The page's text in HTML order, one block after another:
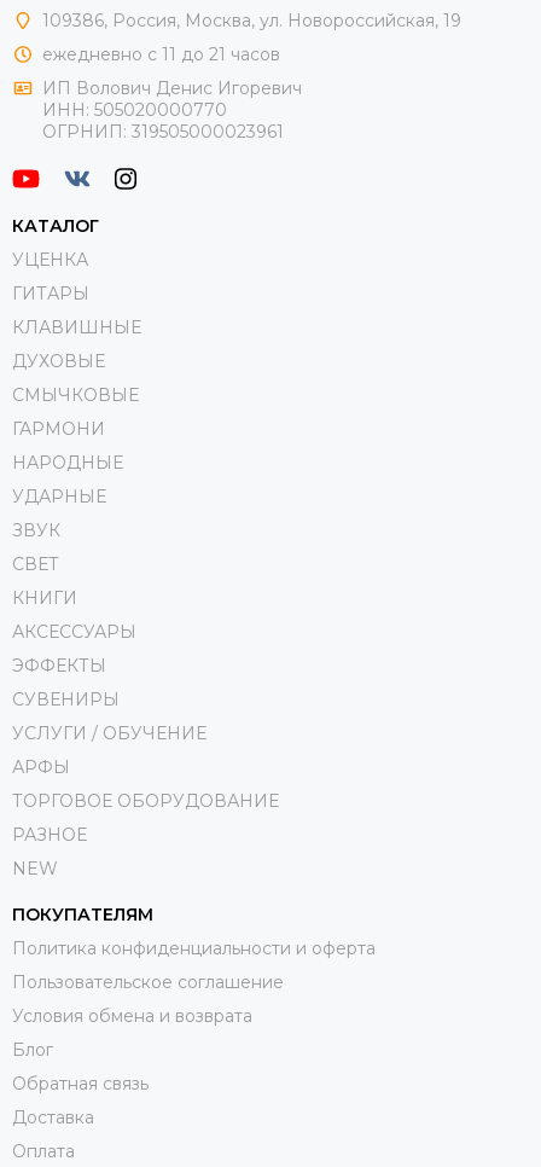
109386, Россия, Москва, ул. Новороссийская, 19
ежедневно с 11 до 21 часов
ИП Волович Денис Игоревич
ИНН: 505020000770
ОГРНИП: 319505000023961
КАТАЛОГ
УЦЕНКА
ГИТАРЫ
КЛАВИШНЫЕ
ДУХОВЫЕ
СМЫЧКОВЫЕ
ГАРМОНИ
НАРОДНЫЕ
УДАРНЫЕ
ЗВУК
СВЕТ
КНИГИ
АКСЕССУАРЫ
ЭФФЕКТЫ
СУВЕНИРЫ
УСЛУГИ / ОБУЧЕНИЕ
АРФЫ
ТОРГОВОЕ ОБОРУДОВАНИЕ
РАЗНОЕ
NEW
ПОКУПАТЕЛЯМ
Политика конфиденциальности и оферта
Пользовательское соглашение
Условия обмена и возврата
Блог
Обратная связь
Доставка
Оплата